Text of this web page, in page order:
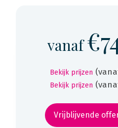
vanaf
Bekijk prijzen
Bekijk prijzen
Vrijblijvende